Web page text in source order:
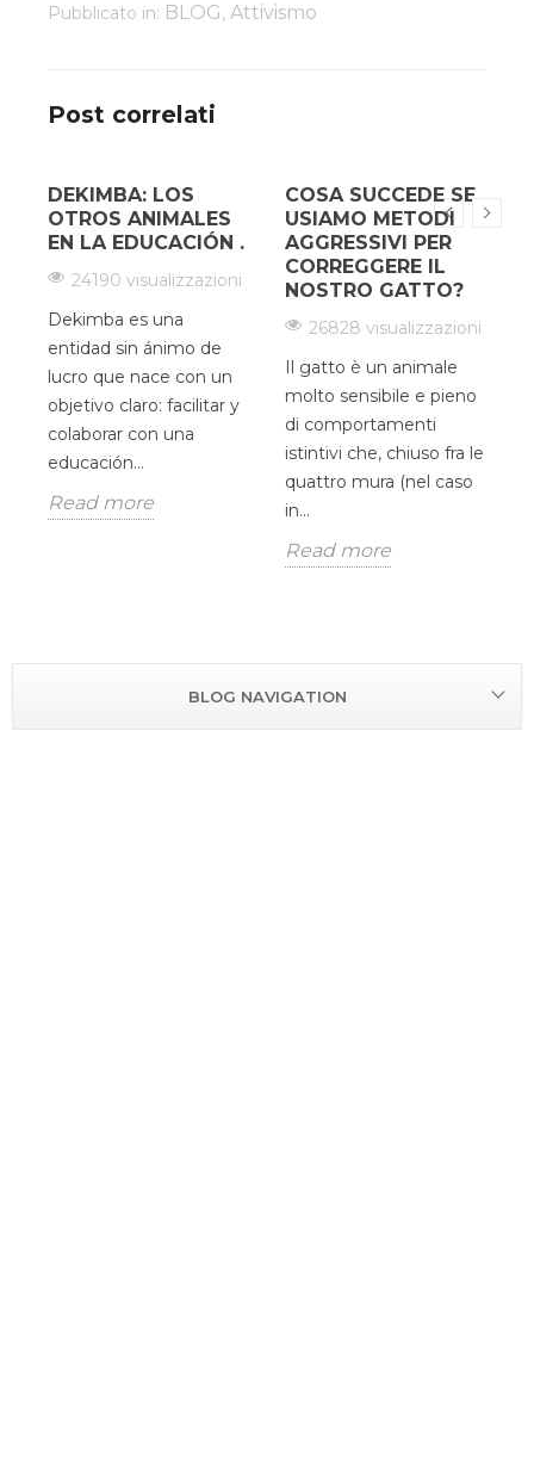
Pubblicato in: BLOG, Attivismo
Post correlati
DEKIMBA: LOS
OTROS ANIMALES
EN LA EDUCACIÓN .
24190 visualizzazioni
Dekimba es una
entidad sin ánimo de
lucro que nace con un
objetivo claro: facilitar y
colaborar con una
educación...
Read more
COSA SUCCEDE SE
USIAMO METODI
AGGRESSIVI PER
CORREGGERE IL
NOSTRO GATTO?
26828 visualizzazioni
Il gatto è un animale
molto sensibile e pieno
di comportamenti
istintivi che, chiuso fra le
quattro mura (nel caso
in...
Read more
BLOG NAVIGATION